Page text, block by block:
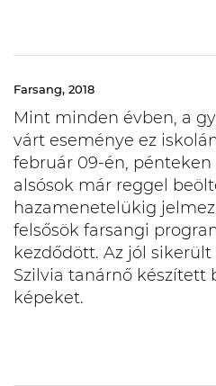
Farsang, 2018
Mint minden évben, a
várt eseménye ez
február 09-én,
alsósok már reggel
hazamenetelükig
felsősök farsangi
kezdődött. Az jól
Szilvia tanárnő készített
képeket.